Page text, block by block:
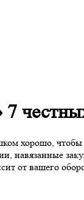
хорошо, чтобы
навязанные
от вашего